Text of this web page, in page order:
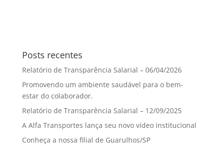
Posts recentes
Relatório de Transparência Salarial – 06/04/2026
Promovendo um ambiente saudável para o bem-
estar do colaborador.
Relatório de Transparência Salarial – 12/09/2025
A Alfa Transportes lança seu novo vídeo institucional
Conheça a nossa filial de Guarulhos/SP